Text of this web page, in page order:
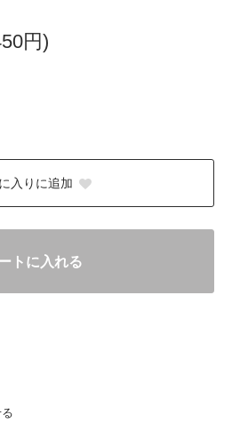
円)
入りに追加
トに入れる